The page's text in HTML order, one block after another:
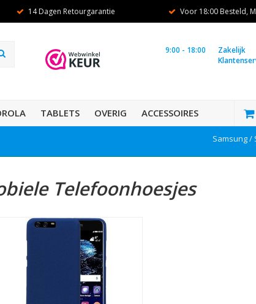
14 Dagen Retourgarantie Voor 18:00 Besteld,
Zakelijk
9:00 - 18:00
TABLETS OVERIG ACCESSOIRES
Samsung /
Telefoonhoesjes